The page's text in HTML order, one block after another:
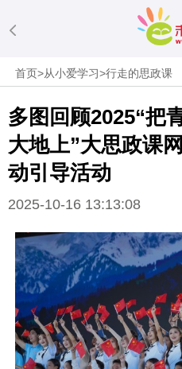
首页>从小爱学习>行走的思政课
多图回顾2025“把
大地上”大思政课
动引导活动
2025-10-16 13:13:08